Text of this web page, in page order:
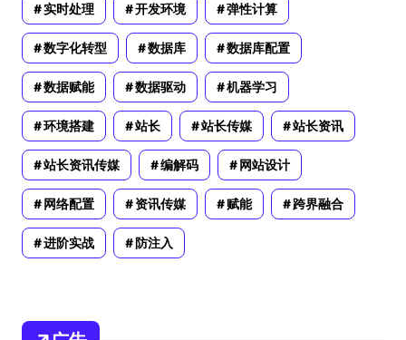
实时处理 开发环境 弹性计算
数字化转型 数据库 数据库配置
数据赋能 数据驱动 机器学习
环境搭建 站长 站长传媒 站长资讯
站长资讯传媒 编解码 网站设计
网络配置 资讯传媒 赋能 跨界融合
进阶实战 防注入